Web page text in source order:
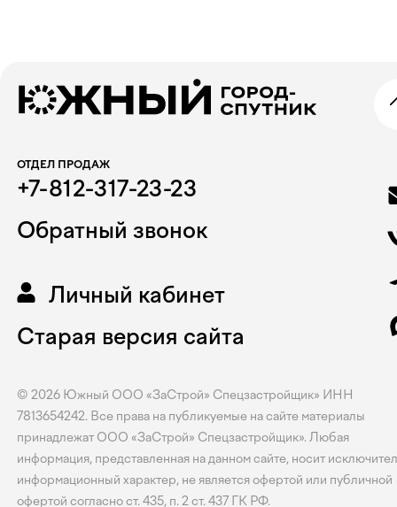
ОТДЕЛ ПРОДАЖ
+7-812-317-23-23
Обратный звонок
Личный кабинет
Старая версия сайта
© 2026 Южный ООО «ЗаСтрой» Спецзастройщик» ИНН
7813654242. Все права на публикуемые на сайте материалы
принадлежат ООО «ЗаСтрой» Спецзастройщик». Любая
информация, представленная на данном сайте, носит
информационный характер, не является офертой или публичной
офертой согласно ст. 435, п. 2 ст. 437 ГК РФ.